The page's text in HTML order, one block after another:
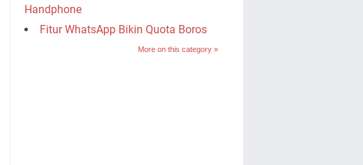
Handphone
Fitur WhatsApp Bikin Quota Boros
More on this category »